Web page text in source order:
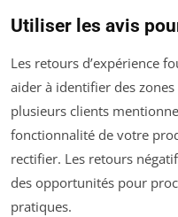
Utiliser les avis
Les retours d’expérience
aider à identifier des
plusieurs clients
fonctionnalité de votre
rectifier. Les retours
des opportunités pour
pratiques.